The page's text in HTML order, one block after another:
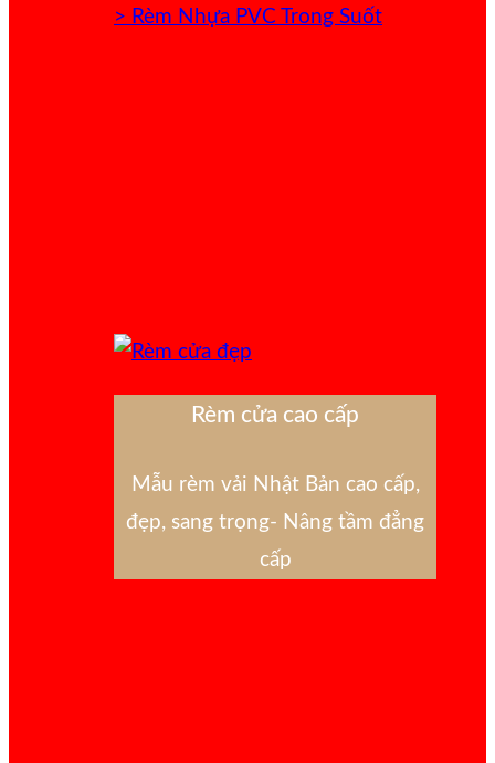
> Rèm Nhựa PVC Trong Suốt
Rèm cửa cao cấp
Mẫu rèm vải Nhật Bản cao cấp,
đẹp, sang trọng- Nâng tầm đẳng
cấp